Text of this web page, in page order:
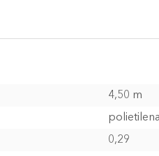
4,50 m
polietilena
0,29